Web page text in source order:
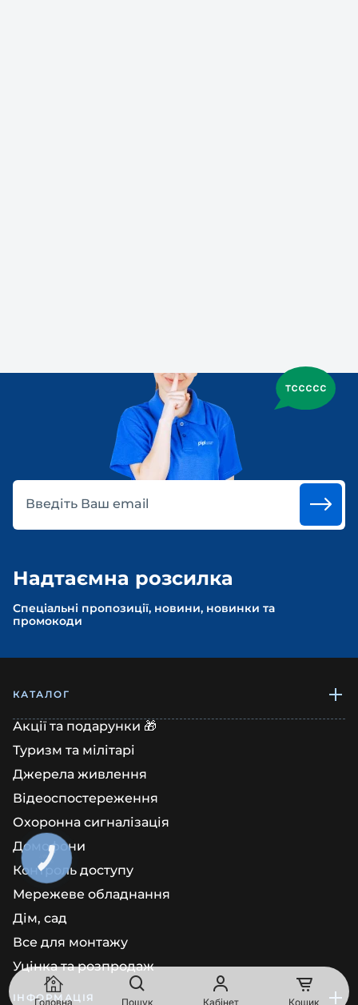
Введіть Ваш email
Надтаємна розсилка
Спеціальні пропозиції, новини, новинки та
промокоди
Головна Пошук Кабінет Кошик
КАТАЛОГ
Акції та подарунки 🎁
Туризм та мілітарі
Джерела живлення
Відеоспостереження
Охоронна сигналізація
Домофони
Контроль доступу
Мережеве обладнання
Дім, сад
Все для монтажу
Уцінка та розпродаж
ІНФОРМАЦІЯ
КНОПКА
ЗВ'ЯЗКУ